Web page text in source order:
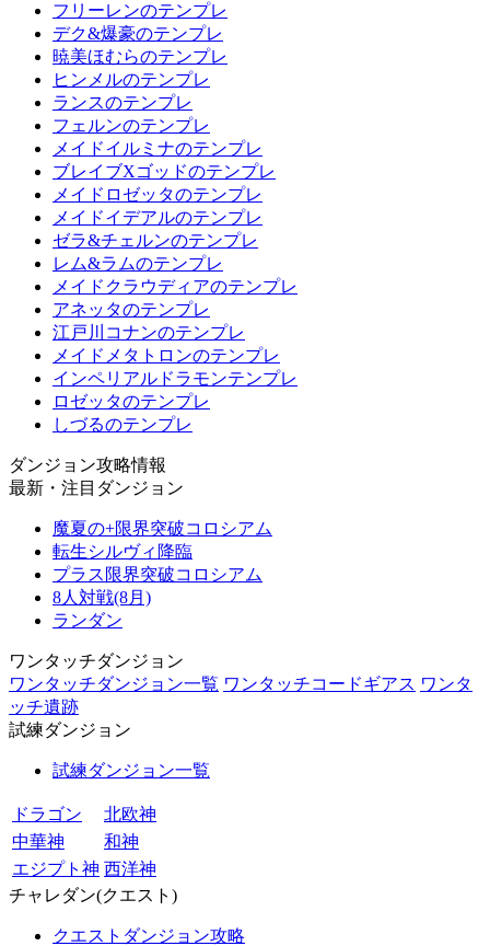
フリーレンのテンプレ
デク&爆豪のテンプレ
暁美ほむらのテンプレ
ヒンメルのテンプレ
ランスのテンプレ
フェルンのテンプレ
メイドイルミナのテンプレ
ブレイブXゴッドのテンプレ
メイドロゼッタのテンプレ
メイドイデアルのテンプレ
ゼラ&チェルンのテンプレ
レム&ラムのテンプレ
メイドクラウディアのテンプレ
アネッタのテンプレ
江戸川コナンのテンプレ
メイドメタトロンのテンプレ
インペリアルドラモンテンプレ
ロゼッタのテンプレ
しづるのテンプレ
ダンジョン攻略情報
最新・注目ダンジョン
魔夏の+限界突破コロシアム
転生シルヴィ降臨
プラス限界突破コロシアム
8人対戦(8月)
ランダン
ワンタッチダンジョン
ワンタッチダンジョン一覧 ワンタッチコードギアス ワンタ
ッチ遺跡
試練ダンジョン
試練ダンジョン一覧
ドラゴン
北欧神
中華神
和神
エジプト神 西洋神
チャレダン(クエスト)
クエストダンジョン攻略